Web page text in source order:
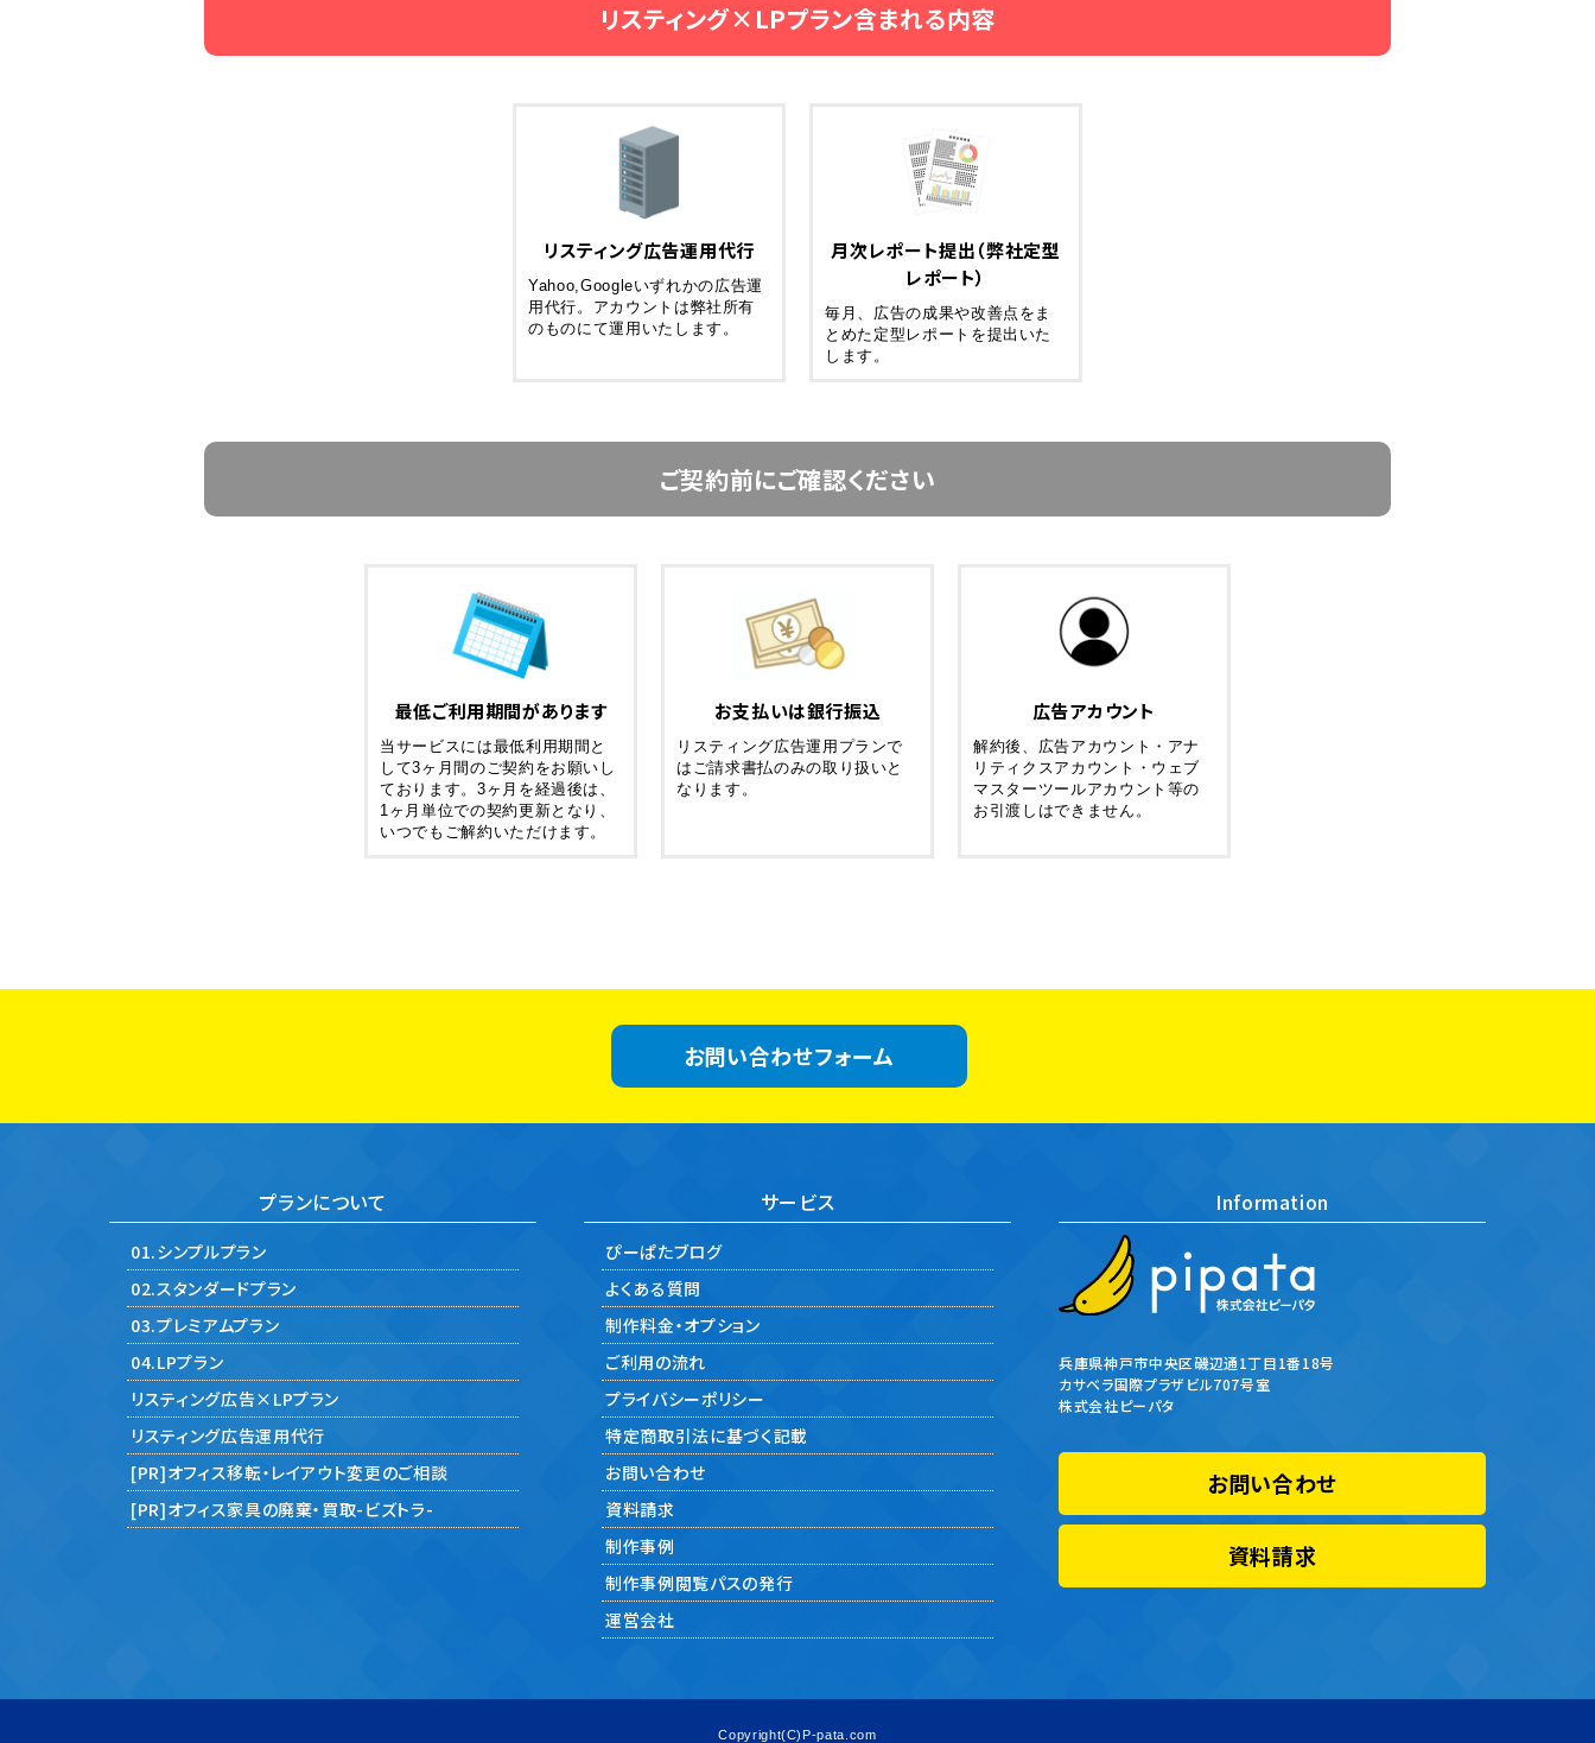
リスティング×LPプラン含まれる内容
リスティング広告運用代行
Yahoo,Googleいずれかの広告運
用代行。アカウントは弊社所有
のものにて運用いたします。
月次レポート提出（弊社定型
レポート）
毎月、広告の成果や改善点をま
とめた定型レポートを提出いた
します。
ご契約前にご確認ください
最低ご利用期間があります
当サービスには最低利用期間と
して3ヶ月間のご契約をお願いし
ております。3ヶ月を経過後は、
1ヶ月単位での契約更新となり、
いつでもご解約いただけます。
お支払いは銀行振込
リスティング広告運用プランで
はご請求書払のみの取り扱いと
なります。
広告アカウント
解約後、広告アカウント・アナ
リティクスアカウント・ウェブ
マスターツールアカウント等の
お引渡しはできません。
お問い合わせフォーム
プランについて
01.シンプルプラン
02.スタンダードプラン
03.プレミアムプラン
04.LPプラン
リスティング広告×LPプラン
リスティング広告運用代行
[PR]オフィス移転・レイアウト変更のご相談
[PR]オフィス家具の廃棄・買取-ビズトラ-
サービス
ぴーぱたブログ
よくある質問
制作料金・オプション
ご利用の流れ
プライバシーポリシー
特定商取引法に基づく記載
お問い合わせ
資料請求
制作事例
制作事例閲覧パスの発行
運営会社
Information
兵庫県神戸市中央区磯辺通1丁目1番18号
カサベラ国際プラザビル707号室
株式会社ピーパタ
お問い合わせ
資料請求
Copyright(C)P-pata.com